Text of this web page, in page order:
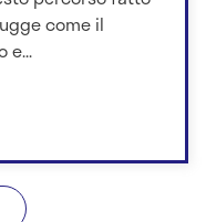
come il
e...